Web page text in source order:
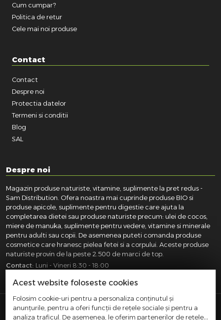
Cum cumpar?
Politica de retur
Cele mai noi produse
Contact
Contact
Despre noi
Protectia datelor
Termeni si conditii
Blog
SAL
Despre noi
Magazin produse naturiste, vitamine, suplimente la pret redus -
Sam Distribution. Ofera noastra mai cuprinde produse BIO si
produse apicole, suplimente pentru digestie care ajuta la
completarea dietei sau produse naturiste precum: ulei de cocos,
miere de manuka, suplimente pentru vedere, vitamine si minerale
pentru adulti sau copii. De asemenea puteti comanda produse
cosmetice care hranesc pielea fetei si a corpului. Aceste produse
naturiste provin de la peste 2.500 de marci de top.
Contact: Luni - Vineri 8:30 - 18:00
SAM DISTRIBUTION S.R.L.- Registrul Comertului:
Acest website foloseste cookies
Folosim cookie-uri pentru a personaliza conținutul și
anunțurile, pentru a oferi funcții de rețele sociale și pentru a
analiza traficul. De asemenea, le oferim partenerilor de rețele